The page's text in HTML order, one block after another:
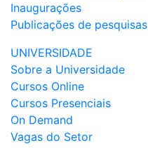
Inaugurações
Publicações de pesquisas
UNIVERSIDADE
Sobre a Universidade
Cursos Online
Cursos Presenciais
On Demand
Vagas do Setor